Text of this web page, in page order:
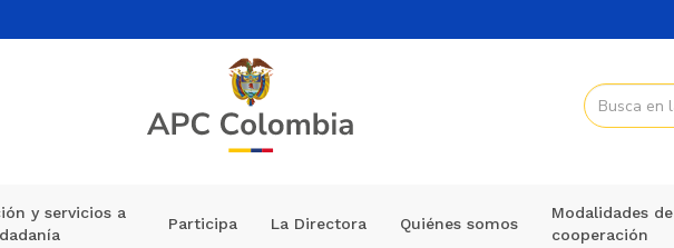
y servicios a
Participa La Directora Quiénes somos
Modalidades de
cooperación